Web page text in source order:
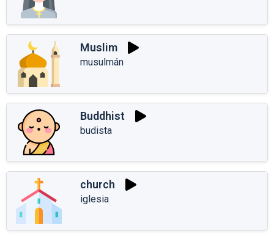
Muslim
musulmán
Buddhist
budista
church
iglesia